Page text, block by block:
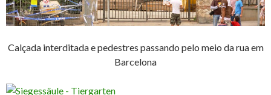
Calçada interditada e pedestres passando pelo meio da rua em
Barcelona